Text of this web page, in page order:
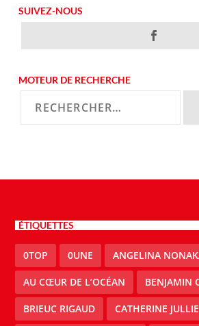
SUIVEZ-NOUS
MOTEUR DE RECHERCHE
ÉTIQUETTES
0TOP 0UNE ANGELINA
AU CŒUR DE L’OCÉAN BENJAMIN
BRIEUC RIGAUD CATHERINE